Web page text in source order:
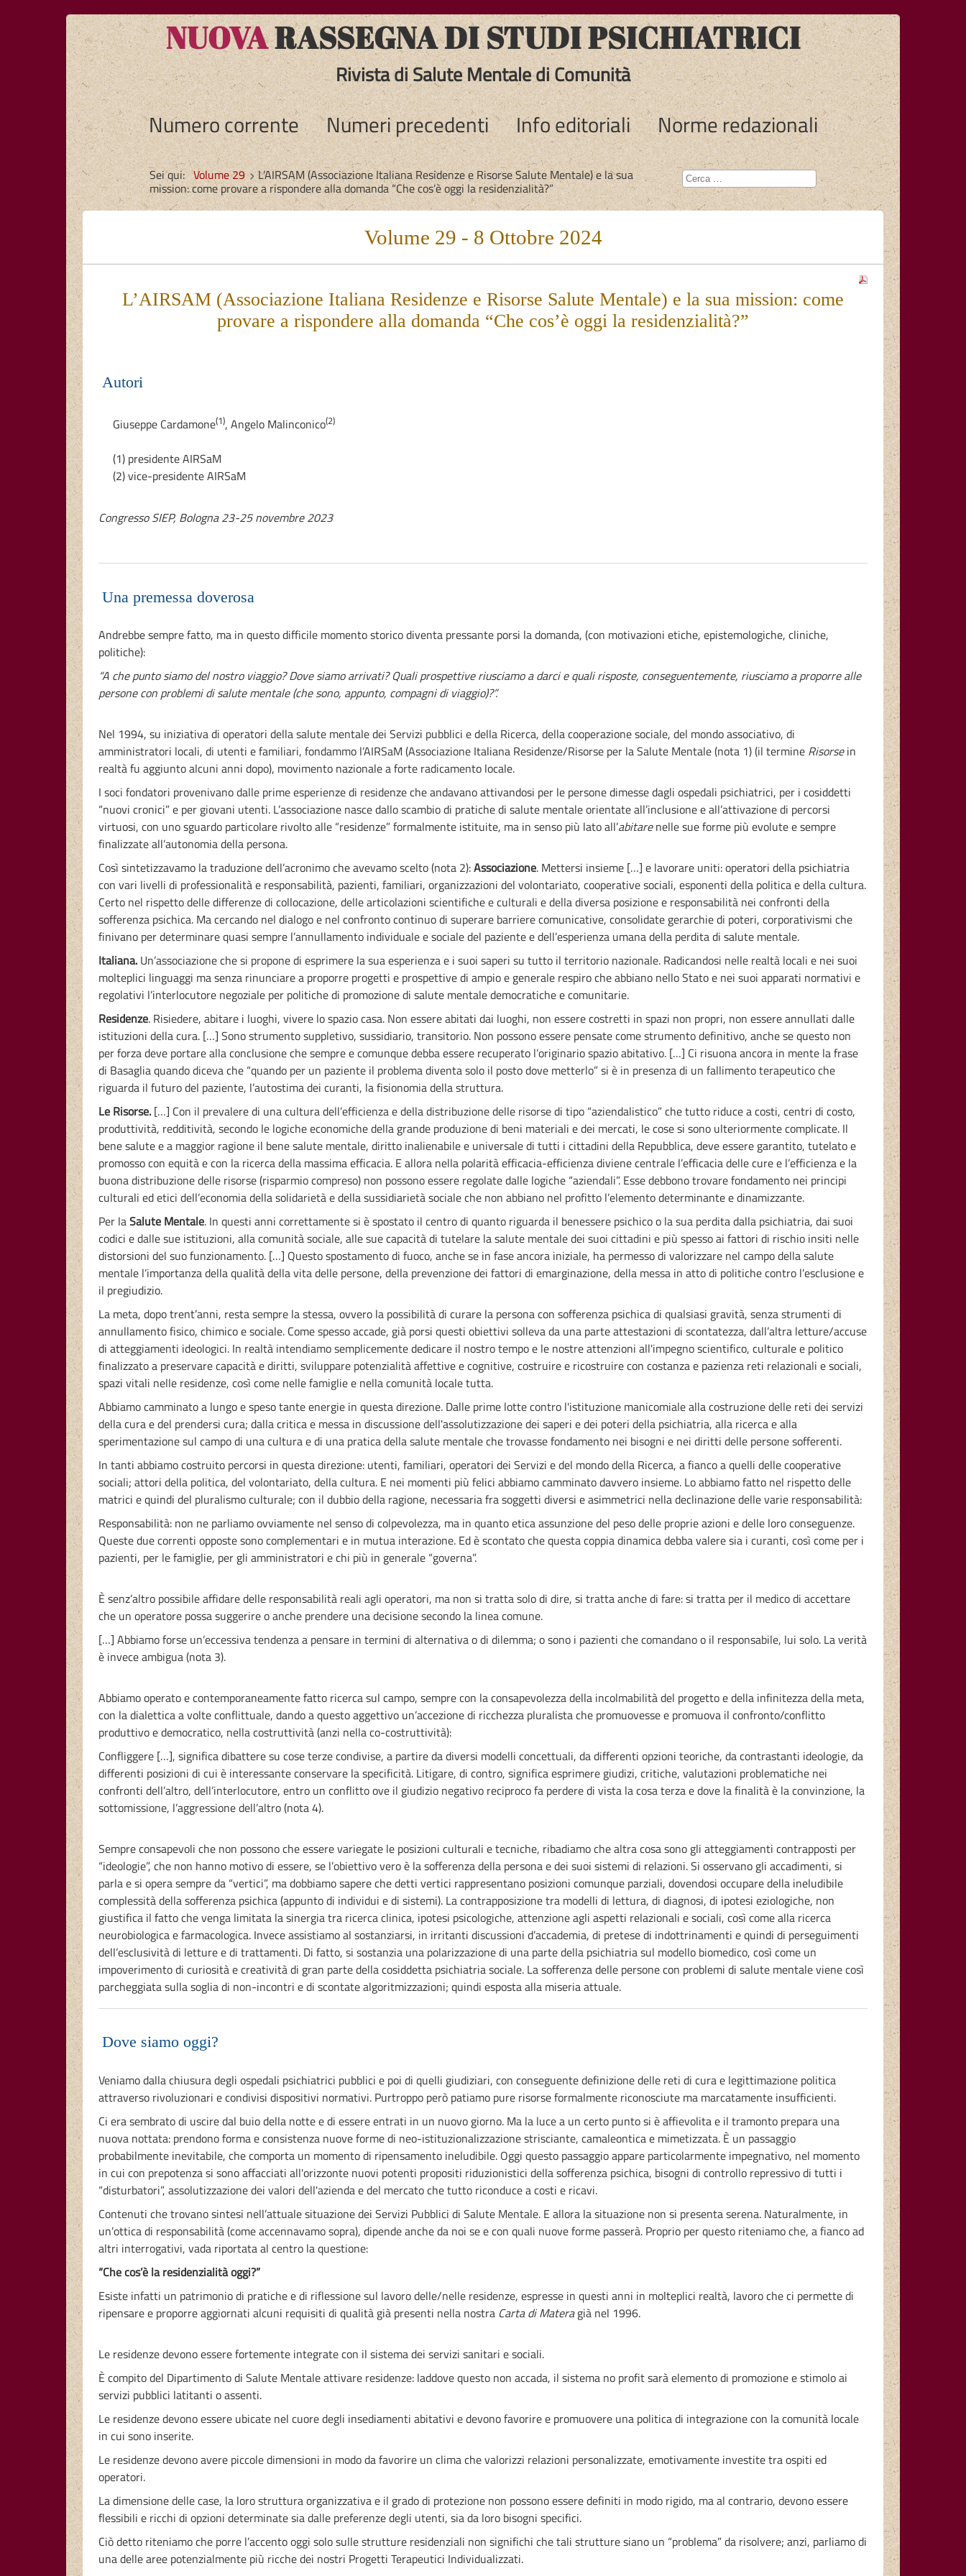
NUOVARASSEGNA DI STUDI PSICHIATRICI
Rivista di Salute Mentale di Comunità
Numero corrente Numeri precedenti Info editoriali Norme redazionali
Sei qui:Volume 29 L’AIRSAM (Associazione Italiana Residenze e Risorse Salute Mentale) e la sua
mission: come provare a rispondere alla domanda “Che cos’è oggi la residenzialità?”
Volume 29 - 8 Ottobre 2024
L’AIRSAM (Associazione Italiana Residenze e Risorse Salute Mentale) e la sua mission: come
provare a rispondere alla domanda “Che cos’è oggi la residenzialità?”
Autori
Giuseppe Cardamone(1),Angelo Malinconico(2)
(1) presidente AIRSaM
(2) vice-presidente AIRSaM
Congresso SIEP, Bologna 23-25 novembre 2023
Una premessa doverosa
Andrebbe sempre fatto, ma in questo difficile momento storico diventa pressante porsi la domanda, (con motivazioni etiche, epistemologiche, cliniche,
politiche):
“A che punto siamo del nostro viaggio? Dove siamo arrivati? Quali prospettive riusciamo a darci e quali risposte, conseguentemente, riusciamo a proporre alle
persone con problemi di salute mentale (che sono, appunto, compagni di viaggio)?”.
Nel 1994, su iniziativa di operatori della salute mentale dei Servizi pubblici e della Ricerca, della cooperazione sociale, del mondo associativo, di
amministratori locali, di utenti e familiari, fondammo l’AIRSaM (Associazione Italiana Residenze/Risorse per la Salute Mentale (nota 1) (il termine Risorsein
realtà fu aggiunto alcuni anni dopo), movimento nazionale a forte radicamento locale.
I soci fondatori provenivano dalle prime esperienze di residenze che andavano attivandosi per le persone dimesse dagli ospedali psichiatrici, per i cosiddetti
“nuovi cronici” e per giovani utenti. L’associazione nasce dallo scambio di pratiche di salute mentale orientate all’inclusione e all’attivazione di percorsi
virtuosi, con uno sguardo particolare rivolto alle “residenze” formalmente istituite, ma in senso più lato all’abitarenelle sue forme più evolute e sempre
finalizzate all’autonomia della persona.
Così sintetizzavamo la traduzione dell’acronimo che avevamo scelto (nota 2):Associazione. Mettersi insieme […] e lavorare uniti: operatori della psichiatria
con vari livelli di professionalità e responsabilità, pazienti, familiari, organizzazioni del volontariato, cooperative sociali, esponenti della politica e della cultura.
Certo nel rispetto delle differenze di collocazione, delle articolazioni scientifiche e culturali e della diversa posizione e responsabilità nei confronti della
sofferenza psichica. Ma cercando nel dialogo e nel confronto continuo di superare barriere comunicative, consolidate gerarchie di poteri, corporativismi che
finivano per determinare quasi sempre l’annullamento individuale e sociale del paziente e dell’esperienza umana della perdita di salute mentale.
Italiana. Un’associazione che si propone di esprimere la sua esperienza e i suoi saperi su tutto il territorio nazionale. Radicandosi nelle realtà locali e nei suoi
molteplici linguaggi ma senza rinunciare a proporre progetti e prospettive di ampio e generale respiro che abbiano nello Stato e nei suoi apparati normativi e
regolativi l’interlocutore negoziale per politiche di promozione di salute mentale democratiche e comunitarie.
Residenze. Risiedere, abitare i luoghi, vivere lo spazio casa. Non essere abitati dai luoghi, non essere costretti in spazi non propri, non essere annullati dalle
istituzioni della cura. […] Sono strumento suppletivo, sussidiario, transitorio. Non possono essere pensate come strumento definitivo, anche se questo non
per forza deve portare alla conclusione che sempre e comunque debba essere recuperato l’originario spazio abitativo. […] Ci risuona ancora in mente la frase
di Basaglia quando diceva che “quando per un paziente il problema diventa solo il posto dove metterlo” si è in presenza di un fallimento terapeutico che
riguarda il futuro del paziente, l’autostima dei curanti, la fisionomia della struttura.
Le Risorse. […] Con il prevalere di una cultura dell’efficienza e della distribuzione delle risorse di tipo “aziendalistico” che tutto riduce a costi, centri di costo,
produttività, redditività, secondo le logiche economiche della grande produzione di beni materiali e dei mercati, le cose si sono ulteriormente complicate. Il
bene salute e a maggior ragione il bene salute mentale, diritto inalienabile e universale di tutti i cittadini della Repubblica, deve essere garantito, tutelato e
promosso con equità e con la ricerca della massima efficacia. E allora nella polarità efficacia-efficienza diviene centrale l’efficacia delle cure e l’efficienza e la
buona distribuzione delle risorse (risparmio compreso) non possono essere regolate dalle logiche “aziendali”. Esse debbono trovare fondamento nei principi
culturali ed etici dell’economia della solidarietà e della sussidiarietà sociale che non abbiano nel profitto l’elemento determinante e dinamizzante.
Per laSalute Mentale. In questi anni correttamente si è spostato il centro di quanto riguarda il benessere psichico o la sua perdita dalla psichiatria, dai suoi
codici e dalle sue istituzioni, alla comunità sociale, alle sue capacità di tutelare la salute mentale dei suoi cittadini e più spesso ai fattori di rischio insiti nelle
distorsioni del suo funzionamento. […] Questo spostamento di fuoco, anche se in fase ancora iniziale, ha permesso di valorizzare nel campo della salute
mentale l’importanza della qualità della vita delle persone, della prevenzione dei fattori di emarginazione, della messa in atto di politiche contro l’esclusione e
il pregiudizio.
La meta, dopo trent’anni, resta sempre la stessa, ovvero la possibilità di curare la persona con sofferenza psichica di qualsiasi gravità, senza strumenti di
annullamento fisico, chimico e sociale. Come spesso accade, già porsi questi obiettivi solleva da una parte attestazioni di scontatezza, dall’altra letture/accuse
di atteggiamenti ideologici. In realtà intendiamo semplicemente dedicare il nostro tempo e le nostre attenzioni all'impegno scientifico, culturale e politico
finalizzato a preservare capacità e diritti, sviluppare potenzialità affettive e cognitive, costruire e ricostruire con costanza e pazienza reti relazionali e sociali,
spazi vitali nelle residenze, così come nelle famiglie e nella comunità locale tutta.
Abbiamo camminato a lungo e speso tante energie in questa direzione. Dalle prime lotte contro l'istituzione manicomiale alla costruzione delle reti dei servizi
della cura e del prendersi cura; dalla critica e messa in discussione dell'assolutizzazione dei saperi e dei poteri della psichiatria, alla ricerca e alla
sperimentazione sul campo di una cultura e di una pratica della salute mentale che trovasse fondamento nei bisogni e nei diritti delle persone sofferenti.
In tanti abbiamo costruito percorsi in questa direzione: utenti, familiari, operatori dei Servizi e del mondo della Ricerca, a fianco a quelli delle cooperative
sociali; attori della politica, del volontariato, della cultura. E nei momenti più felici abbiamo camminato davvero insieme. Lo abbiamo fatto nel rispetto delle
matrici e quindi del pluralismo culturale; con il dubbio della ragione, necessaria fra soggetti diversi e asimmetrici nella declinazione delle varie responsabilità:
Responsabilità: non ne parliamo ovviamente nel senso di colpevolezza, ma in quanto etica assunzione del peso delle proprie azioni e delle loro conseguenze.
Queste due correnti opposte sono complementari e in mutua interazione. Ed è scontato che questa coppia dinamica debba valere sia i curanti, così come per i
pazienti, per le famiglie, per gli amministratori e chi più in generale “governa”.
È senz’altro possibile affidare delle responsabilità reali agli operatori, ma non si tratta solo di dire, si tratta anche di fare: si tratta per il medico di accettare
che un operatore possa suggerire o anche prendere una decisione secondo la linea comune.
[…] Abbiamo forse un’eccessiva tendenza a pensare in termini di alternativa o di dilemma; o sono i pazienti che comandano o il responsabile, lui solo. La verità
è invece ambigua (nota 3).
Abbiamo operato e contemporaneamente fatto ricerca sul campo, sempre con la consapevolezza della incolmabilità del progetto e della infinitezza della meta,
con la dialettica a volte conflittuale, dando a questo aggettivo un’accezione di ricchezza pluralista che promuovesse e promuova il confronto/conflitto
produttivo e democratico, nella costruttività (anzi nella co-costruttività):
Confliggere […], significa dibattere su cose terze condivise, a partire da diversi modelli concettuali, da differenti opzioni teoriche, da contrastanti ideologie, da
differenti posizioni di cui è interessante conservare la specificità. Litigare, di contro, significa esprimere giudizi, critiche, valutazioni problematiche nei
confronti dell’altro, dell’interlocutore, entro un conflitto ove il giudizio negativo reciproco fa perdere di vista la cosa terza e dove la finalità è la convinzione, la
sottomissione, l’aggressione dell’altro (nota 4).
Sempre consapevoli che non possono che essere variegate le posizioni culturali e tecniche, ribadiamo che altra cosa sono gli atteggiamenti contrapposti per
“ideologie”, che non hanno motivo di essere, se l’obiettivo vero è la sofferenza della persona e dei suoi sistemi di relazioni. Si osservano gli accadimenti, si
parla e si opera sempre da “vertici”, ma dobbiamo sapere che detti vertici rappresentano posizioni comunque parziali, dovendosi occupare della ineludibile
complessità della sofferenza psichica (appunto di individui e di sistemi). La contrapposizione tra modelli di lettura, di diagnosi, di ipotesi eziologiche, non
giustifica il fatto che venga limitata la sinergia tra ricerca clinica, ipotesi psicologiche, attenzione agli aspetti relazionali e sociali, così come alla ricerca
neurobiologica e farmacologica. Invece assistiamo al sostanziarsi, in irritanti discussioni d’accademia, di pretese di indottrinamenti e quindi di perseguimenti
dell’esclusività di letture e di trattamenti. Di fatto, si sostanzia una polarizzazione di una parte della psichiatria sul modello biomedico, così come un
impoverimento di curiosità e creatività di gran parte della cosiddetta psichiatria sociale. La sofferenza delle persone con problemi di salute mentale viene così
parcheggiata sulla soglia di non-incontri e di scontate algoritmizzazioni; quindi esposta alla miseria attuale.
Dove siamo oggi?
Veniamo dalla chiusura degli ospedali psichiatrici pubblici e poi di quelli giudiziari, con conseguente definizione delle reti di cura e legittimazione politica
attraverso rivoluzionari e condivisi dispositivi normativi. Purtroppo però patiamo pure risorse formalmente riconosciute ma marcatamente insufficienti.
Ci era sembrato di uscire dal buio della notte e di essere entrati in un nuovo giorno. Ma la luce a un certo punto si è affievolita e il tramonto prepara una
nuova nottata: prendono forma e consistenza nuove forme di neo-istituzionalizzazione strisciante, camaleontica e mimetizzata. È un passaggio
probabilmente inevitabile, che comporta un momento di ripensamento ineludibile. Oggi questo passaggio appare particolarmente impegnativo, nel momento
in cui con prepotenza si sono affacciati all'orizzonte nuovi potenti propositi riduzionistici della sofferenza psichica, bisogni di controllo repressivo di tutti i
“disturbatori”, assolutizzazione dei valori dell'azienda e del mercato che tutto riconduce a costi e ricavi.
Contenuti che trovano sintesi nell’attuale situazione dei Servizi Pubblici di Salute Mentale. E allora la situazione non si presenta serena. Naturalmente, in
un’ottica di responsabilità (come accennavamo sopra), dipende anche da noi se e con quali nuove forme passerà. Proprio per questo riteniamo che, a fianco ad
altri interrogativi, vada riportata al centro la questione:
“Che cos’è la residenzialità oggi?”
Esiste infatti un patrimonio di pratiche e di riflessione sul lavoro delle/nelle residenze, espresse in questi anni in molteplici realtà, lavoro che ci permette di
ripensare e proporre aggiornati alcuni requisiti di qualità già presenti nella nostra Carta di Materagià nel 1996.
Le residenze devono essere fortemente integrate con il sistema dei servizi sanitari e sociali.
È compito del Dipartimento di Salute Mentale attivare residenze: laddove questo non accada, il sistema no profit sarà elemento di promozione e stimolo ai
servizi pubblici latitanti o assenti.
Le residenze devono essere ubicate nel cuore degli insediamenti abitativi e devono favorire e promuovere una politica di integrazione con la comunità locale
in cui sono inserite.
Le residenze devono avere piccole dimensioni in modo da favorire un clima che valorizzi relazioni personalizzate, emotivamente investite tra ospiti ed
operatori.
La dimensione delle case, la loro struttura organizzativa e il grado di protezione non possono essere definiti in modo rigido, ma al contrario, devono essere
flessibili e ricchi di opzioni determinate sia dalle preferenze degli utenti, sia da loro bisogni specifici.
Ciò detto riteniamo che porre l’accento oggi solo sulle strutture residenziali non significhi che tali strutture siano un “problema” da risolvere; anzi, parliamo di
una delle aree potenzialmente più ricche dei nostri Progetti Terapeutici Individualizzati.